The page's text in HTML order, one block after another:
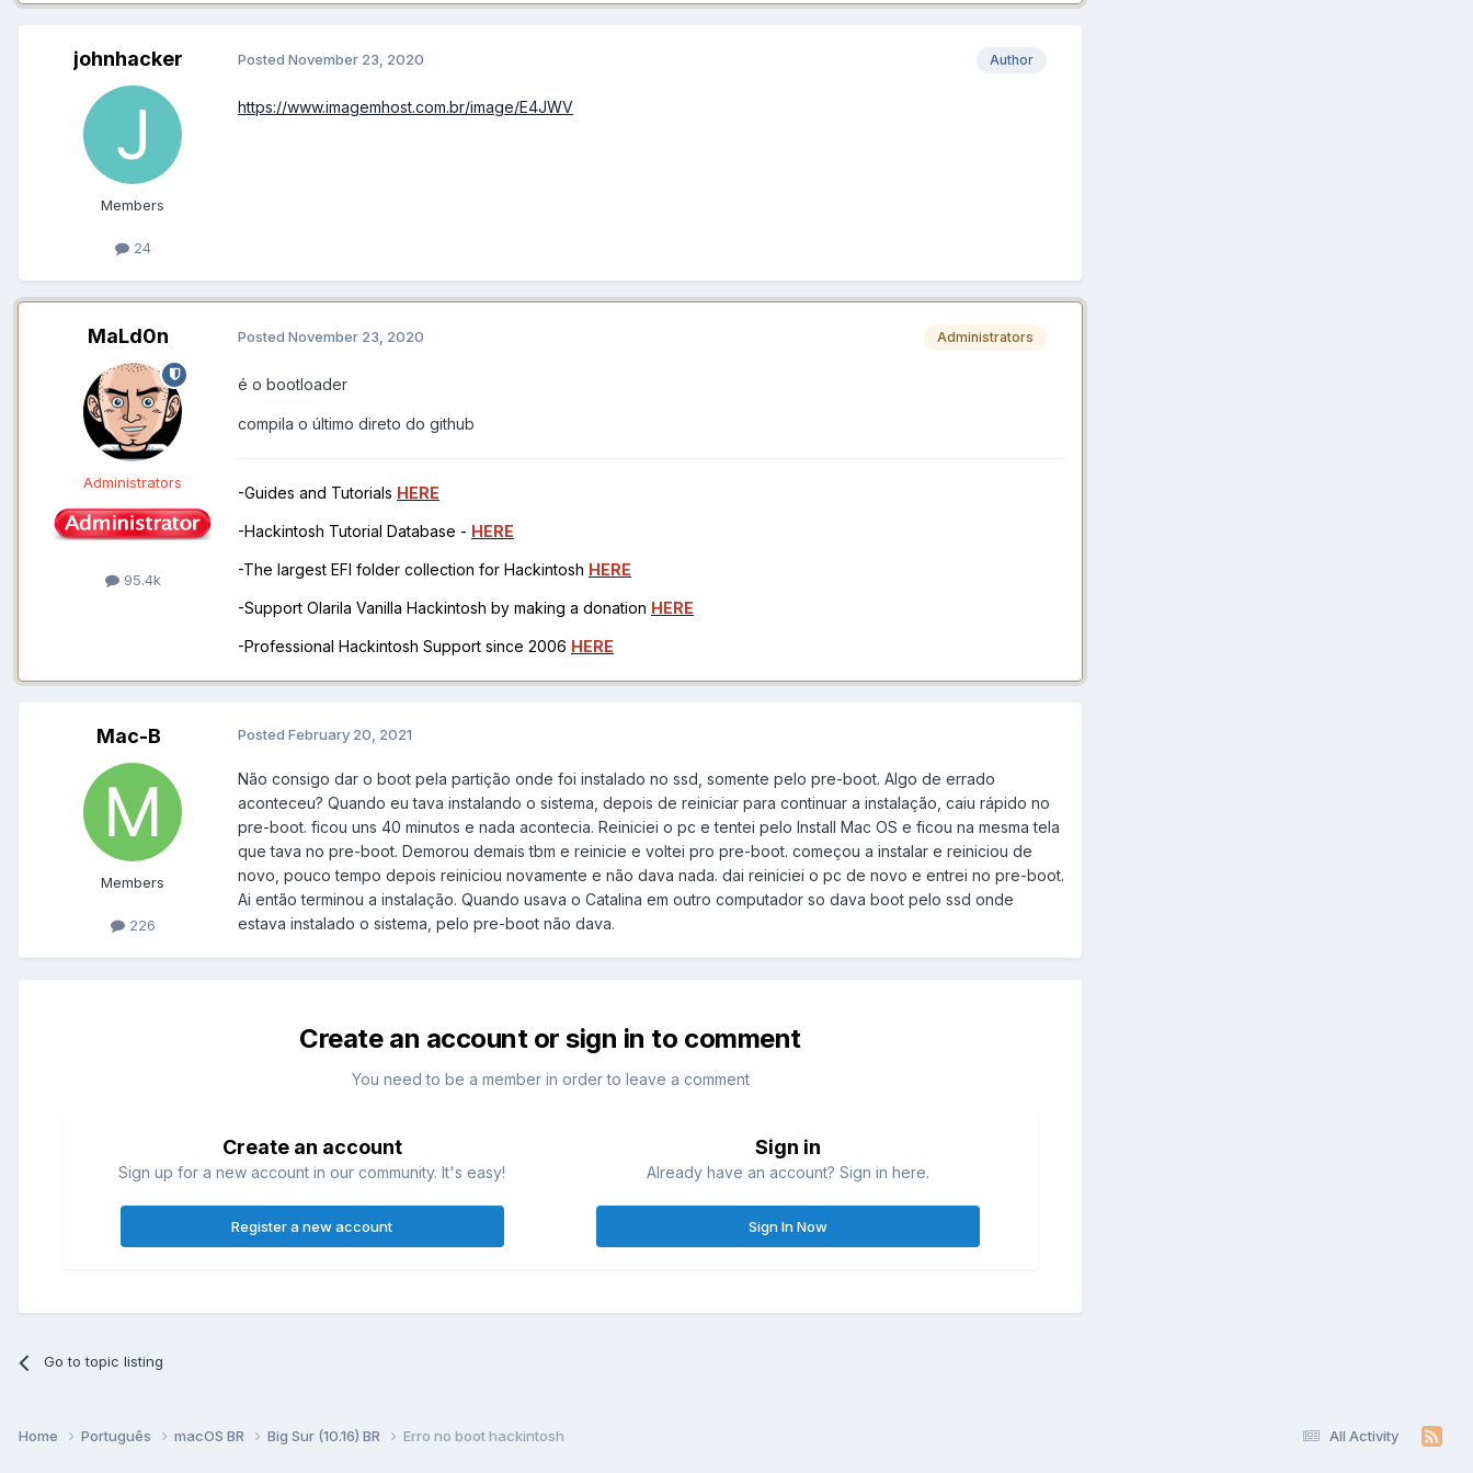
johnhacker
Members
24
Author
Posted November 23, 2020
https://www.imagemhost.com.br/image/E4JWV
MaLd0n
Administrators
95.4k
Administrators
Posted November 23, 2020
é o bootloader
compila o último direto do github
-Guides and Tutorials HERE
-Hackintosh Tutorial Database - HERE
-The largest EFI folder collection for Hackintosh HERE
-Support Olarila Vanilla Hackintosh by making a donation HERE
-Professional Hackintosh Support since 2006 HERE
Mac-B
Members
226
Posted February 20, 2021
Não consigo dar o boot pela partição onde foi instalado no ssd, somente pelo pre-boot. Algo de errado
aconteceu? Quando eu tava instalando o sistema, depois de reiniciar para continuar a instalação, caiu rápido no
pre-boot. ficou uns 40 minutos e nada acontecia. Reiniciei o pc e tentei pelo Install Mac OS e ficou na mesma tela
que tava no pre-boot. Demorou demais tbm e reinicie e voltei pro pre-boot. começou a instalar e reiniciou de
novo, pouco tempo depois reiniciou novamente e não dava nada. dai reiniciei o pc de novo e entrei no pre-boot.
Ai então terminou a instalação. Quando usava o Catalina em outro computador so dava boot pelo ssd onde
estava instalado o sistema, pelo pre-boot não dava.
Create an account or sign in to comment
You need to be a member in order to leave a comment
Create an account
Sign up for a new account in our community. It's easy!
Register a new account
Sign in
Already have an account? Sign in here.
Sign In Now
Go to topic listing
All Activity
Home Português macOS BR Big Sur (10.16) BR Erro no boot hackintosh